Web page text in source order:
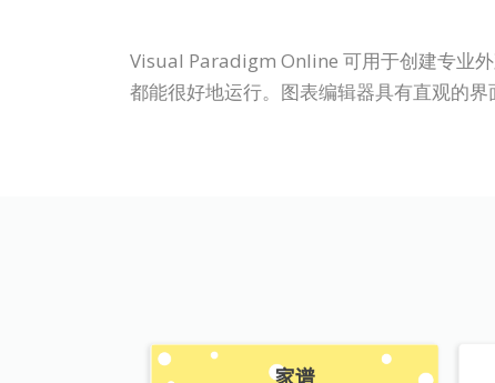
Visual Paradigm Online 可用于创建专业
都能很好地运行。图表编辑器具有直观的界